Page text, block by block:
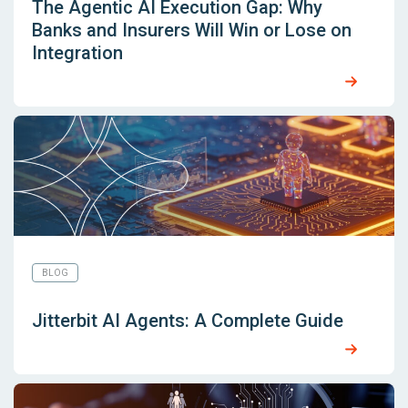
The Agentic AI Execution Gap: Why
Banks and Insurers Will Win or Lose on
Integration
BLOG
Jitterbit AI Agents: A Complete Guide